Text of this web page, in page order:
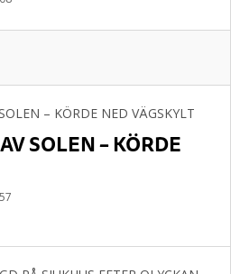
SOLEN – KÖRDE